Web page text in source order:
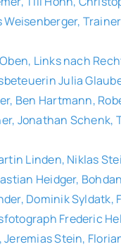
Weisenberger,
Links nach
Julia
Ben Hartmann,
Jonathan Schenk,
Linden, Niklas
Heidger,
Dominik Syldatk,
Frederic
Stein,